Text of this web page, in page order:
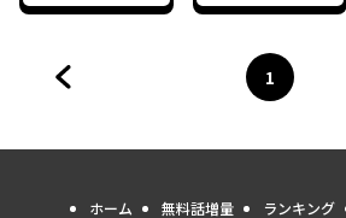
ページ
1
へ
ホーム 無料話増量 ランキング